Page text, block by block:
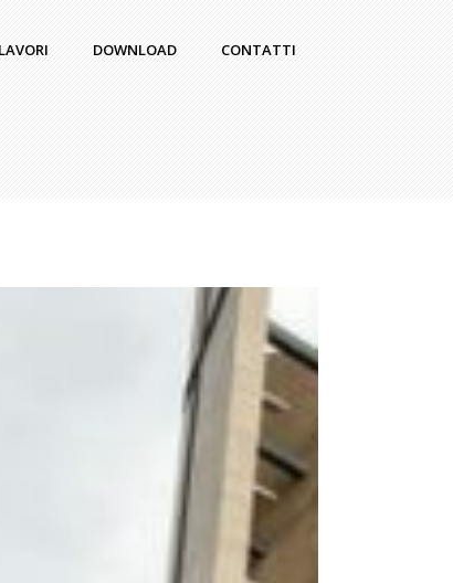
LAVORI DOWNLOAD CONTATTI